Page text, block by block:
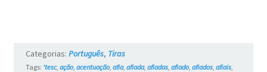
Categorias: Português, Tiras
Tags: ‘tesc, ação, acentuação, afia, afiada, afiadas, afiado, afiados, afiais,